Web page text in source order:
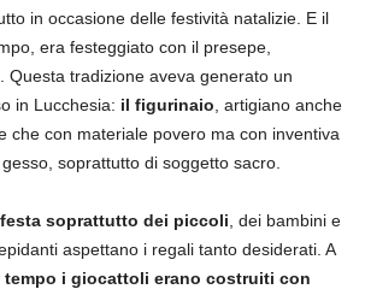
in occasione delle festività natalizie. E il
era festeggiato con il presepe,
Questa tradizione aveva generato un
in Lucchesia: il figurinaio , artigiano anche
che con materiale povero ma con inventiva
soprattutto di soggetto sacro.
soprattutto dei piccoli , dei bambini e
aspettano i regali tanto desiderati. A
tempo i giocattoli erano costruiti con